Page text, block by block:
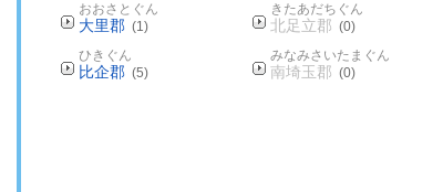
おおさとぐん
大里郡 (1)
きたあだちぐん
北足立郡 (0)
ひきぐん
比企郡 (5)
みなみさいたまぐん
南埼玉郡 (0)